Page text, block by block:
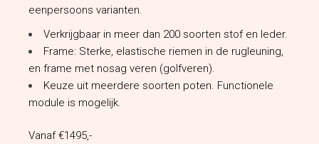
eenpersoons varianten.
Verkrijgbaar in meer dan 200 soorten stof en leder.
Frame: Sterke, elastische riemen in de rugleuning,
en frame met nosag veren (golfveren).
Keuze uit meerdere soorten poten. Functionele
module is mogelijk.
Vanaf €1495,-